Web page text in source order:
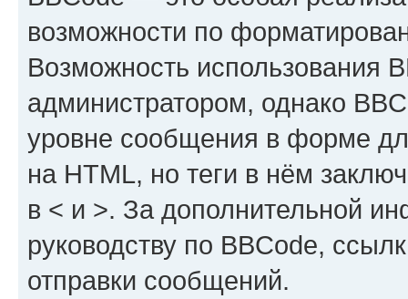
возможности по
Возможность использования
администратором, однако
уровне сообщения в форме
на HTML, но теги в нём
в < и >. За дополнительной
руководству по BBCode,
отправки сообщений.